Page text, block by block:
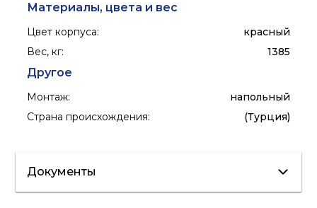
Материалы, цвета и вес
Цвет корпуса:
красный
Вес, кг: 1385
Другое
Монтаж:
напольный
Страна происхождения: (Турция)
Документы